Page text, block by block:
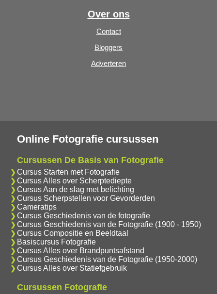
Over ons
Contact
Bloggers
Adverteren
Online Fotografie cursussen
Cursussen De Basis van Fotografie
Cursus Starten met Fotografie
Cursus Alles over Scherptediepte
Cursus Aan de slag met belichting
Cursus Scherpstellen voor Gevorderden
Cameratips
Cursus Geschiedenis van de fotografie
Cursus Geschiedenis van de Fotografie (1900 - 1950)
Cursus Compositie en Beeldtaal
Basiscursus Fotografie
Cursus Alles over Brandpuntsafstand
Cursus Geschiedenis van de Fotografie (1950-2000)
Cursus Alles over Statiefgebruik
Cursussen Fotografie